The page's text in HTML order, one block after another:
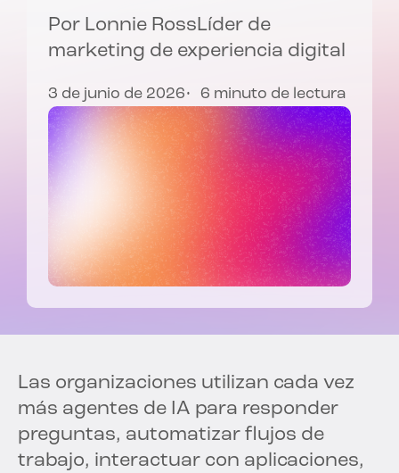
Por Lonnie RossLíder de
marketing de experiencia digital
3 de junio de 2026 6 minuto de lectura
Las organizaciones utilizan cada vez
más agentes de IA para responder
preguntas, automatizar flujos de
trabajo, interactuar con aplicaciones,